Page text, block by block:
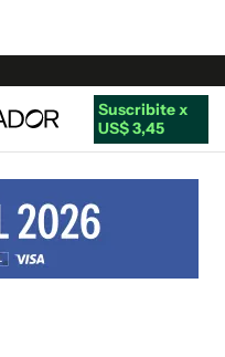
Suscribite x
US$ 3,45